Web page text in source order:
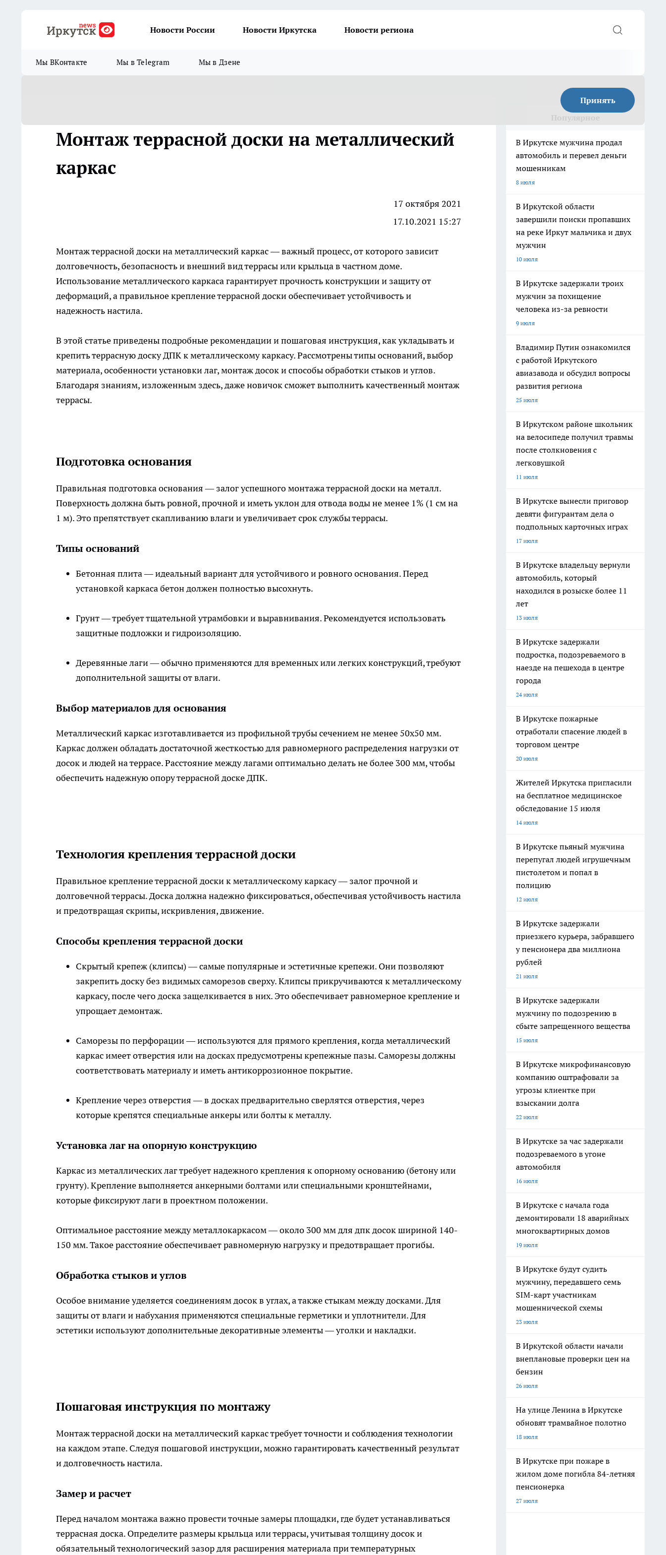
Новости России Новости Иркутска Новости региона
Мы ВКонтакте Мы в Telegram Мы в Дзене
Принять
Монтаж террасной доски на металлический
каркас
17 октября 2021
17.10.2021 15:27
Монтажтеррасной доскина металлический каркас — важный процесс, от которого зависит
долговечность, безопасность и внешний вид террасы или крыльца в частном доме.
Использование металлического каркаса гарантирует прочность конструкции и защиту от
деформаций, а правильное крепление террасной доски обеспечивает устойчивость и
надежность настила.
В этой статье приведены подробные рекомендации и пошаговая инструкция, как укладывать и
крепить террасную доску ДПК к металлическому каркасу. Рассмотрены типы оснований, выбор
материала, особенности установки лаг, монтаж досок и способы обработки стыков и углов.
Благодаря знаниям, изложенным здесь, даже новичок сможет выполнить качественный монтаж
террасы.
Подготовка основания
Правильная подготовка основания — залог успешного монтажа террасной доски на металл.
Поверхность должна быть ровной, прочной и иметь уклон для отвода воды не менее 1% (1 см на
1 м). Это препятствует скапливанию влаги и увеличивает срок службы террасы.
Типы оснований
Бетонная плита — идеальный вариант для устойчивого и ровного основания. Перед
установкой каркаса бетон должен полностью высохнуть.
Грунт — требует тщательной утрамбовки и выравнивания. Рекомендуется использовать
защитные подложки и гидроизоляцию.
Деревянные лаги — обычно применяются для временных или легких конструкций, требуют
дополнительной защиты от влаги.
Выбор материалов для основания
Металлический каркас изготавливается из профильной трубы сечением не менее 50х50 мм.
Каркас должен обладать достаточной жесткостью для равномерного распределения нагрузки от
досок и людей на террасе. Расстояние между лагами оптимально делать не более 300 мм, чтобы
обеспечить надежную опору террасной доске ДПК.
Технология крепления террасной доски
Правильное крепление террасной доски к металлическому каркасу — залог прочной и
долговечной террасы. Доска должна надежно фиксироваться, обеспечивая устойчивость настила
и предотвращая скрипы, искривления, движение.
Способы крепления террасной доски
Скрытый крепеж (клипсы) — самые популярные и эстетичные крепежи. Они позволяют
закрепить доску без видимых саморезов сверху. Клипсы прикручиваются к металлическому
каркасу, после чего доска защелкивается в них. Это обеспечивает равномерное крепление и
упрощает демонтаж.
Саморезы по перфорации — используются для прямого крепления, когда металлический
каркас имеет отверстия или на досках предусмотрены крепежные пазы. Саморезы должны
соответствовать материалу и иметь антикоррозионное покрытие.
Крепление через отверстия — в досках предварительно сверлятся отверстия, через
которые крепятся специальные анкеры или болты к металлу.
Установка лаг на опорную конструкцию
Каркас из металлических лаг требует надежного крепления к опорному основанию (бетону или
грунту). Крепление выполняется анкерными болтами или специальными кронштейнами,
которые фиксируют лаги в проектном положении.
Оптимальное расстояние между металлокаркасом — около 300 мм для дпк досок шириной 140-
150 мм. Такое расстояние обеспечивает равномерную нагрузку и предотвращает прогибы.
Обработка стыков и углов
Особое внимание уделяется соединениям досок в углах, а также стыкам между досками. Для
защиты от влаги и набухания применяются специальные герметики и уплотнители. Для
эстетики используют дополнительные декоративные элементы — уголки и накладки.
Пошаговая инструкция по монтажу
Монтаж террасной доски на металлический каркас требует точности и соблюдения технологии
на каждом этапе. Следуя пошаговой инструкции, можно гарантировать качественный результат
и долговечность настила.
Замер и расчет
Перед началом монтажа важно провести точные замеры площадки, где будет устанавливаться
террасная доска. Определите размеры крыльца или террасы, учитывая толщину досок и
обязательный технологический зазор для расширения материала при температурных
В Иркутске мужчина продал
автомобиль и перевел деньги
мошенникам
8 июля
В Иркутской области
завершили поиски пропавших
на реке Иркут мальчика и двух
мужчин
10 июля
В Иркутске задержали троих
мужчин за похищение
человека из-за ревности
9 июля
Владимир Путин ознакомился
с работой Иркутского
авиазавода и обсудил вопросы
развития региона
25 июля
В Иркутском районе школьник
на велосипеде получил травмы
после столкновения с
легковушкой
11 июля
В Иркутске вынесли приговор
девяти фигурантам дела о
подпольных карточных играх
17 июля
В Иркутске владельцу вернули
автомобиль, который
находился в розыске более 11
лет
13 июля
В Иркутске задержали
подростка, подозреваемого в
наезде на пешехода в центре
города
24 июля
В Иркутске пожарные
отработали спасение людей в
торговом центре
20 июля
Жителей Иркутска пригласили
на бесплатное медицинское
обследование 15 июля
14 июля
В Иркутске пьяный мужчина
перепугал людей игрушечным
пистолетом и попал в
полицию
12 июля
В Иркутске задержали
приезжего курьера, забравшего
у пенсионера два миллиона
рублей
21 июля
В Иркутске задержали
мужчину по подозрению в
сбыте запрещенного вещества
15 июля
В Иркутске микрофинансовую
компанию оштрафовали за
угрозы клиентке при
взыскании долга
22 июля
В Иркутске за час задержали
подозреваемого в угоне
автомобиля
16 июля
В Иркутске с начала года
демонтировали 18 аварийных
многоквартирных домов
19 июля
В Иркутске будут судить
мужчину, передавшего семь
SIM-карт участникам
мошеннической схемы
23 июля
В Иркутской области начали
внеплановые проверки цен на
бензин
26 июля
На улице Ленина в Иркутске
обновят трамвайное полотно
18 июля
В Иркутске при пожаре в
жилом доме погибла 84-летняя
пенсионерка
27 июля